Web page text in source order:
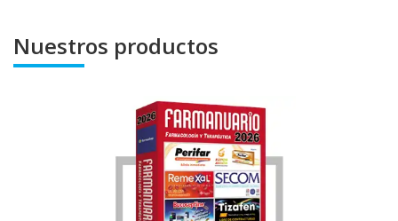
Nuestros productos